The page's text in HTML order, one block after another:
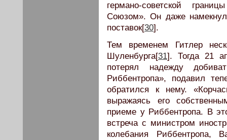
германо-советской
Союзом». Он даже намекнул
поставок[30].
Тем временем Гитлер
Шуленбурга[31]. Тогда 21
потерял надежду
Риббентропа», подавил
обратился к нему.
выражаясь его
приеме у Риббентропа. В
встреча с министром
колебания Риббентропа,